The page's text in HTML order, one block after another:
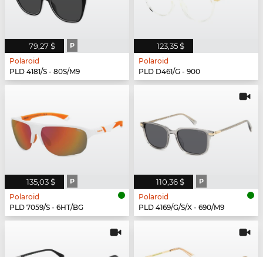
79,27 $ P
Polaroid
PLD 4181/S - 80S/M9
123,35 $
Polaroid
PLD D461/G - 900
135,03 $ P
Polaroid
PLD 7059/S - 6HT/BG
110,36 $ P
Polaroid
PLD 4169/G/S/X - 690/M9